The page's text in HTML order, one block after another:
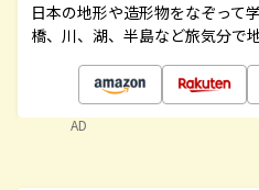
日本の地形や造形物をなぞって
橋、川、湖、半島など旅気分で
AD